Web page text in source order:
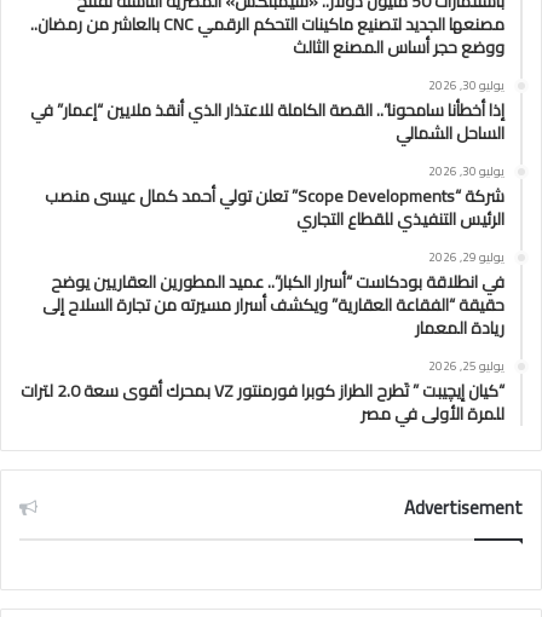
مصنعها الجديد لتصنيع ماكينات التحكم الرقمي CNC بالعاشر من رمضان..
ووضع حجر أساس المصنع الثالث
يوليو 30, 2026
إذا أخطأنا سامحونا”.. القصة الكاملة للاعتذار الذي أنقذ ملايين “إعمار” في
الساحل الشمالي
يوليو 30, 2026
شركة “Scope Developments” تعلن تولي أحمد كمال عيسى منصب
الرئيس التنفيذي للقطاع التجاري
يوليو 29, 2026
في انطلاقة بودكاست “أسرار الكبار”.. عميد المطورين العقاريين يوضح
حقيقة “الفقاعة العقارية” ويكشف أسرار مسيرته من تجارة السلاح إلى
ريادة المعمار
يوليو 25, 2026
“كيان إيچيبت ” تَطرح الطراز كوبرا فورمنتور VZ بمحرك أقوى سعة 2.0 لترات
للمرة الأولى في مصر
Advertisement